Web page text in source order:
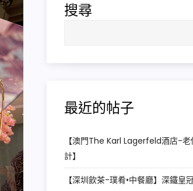
搜尋
最近的帖子
【澳門The Karl Lagerfeld酒店-老
計】
【深圳飲茶-璞肴•中餐廳】深鐵皇